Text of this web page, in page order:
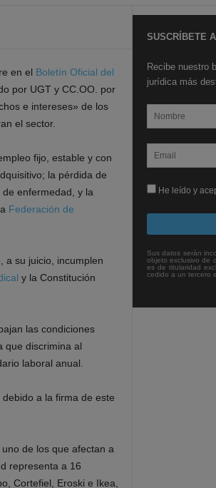
en el Boletín Oficial del
por UGT y CC.OO. por
e intereses» de los
el sector.
fijo, estable y con
la pérdida de
enfermedad, y la
Federación de
a su juicio, incumplen
y la Constitución
las condiciones
que discrimina al
laboral anual.
a la firma de este
de los que afectan a
representa a 16
Cortefiel, Eroski e Ikea,
SUSCRÍBETE
Recibe nuestro
jurídica más
He leído y
Sus datos serán
objeto exclusivo de
es de titularidad
cedido a un tercero